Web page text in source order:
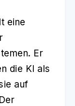
eine
Er
die KI als
auf